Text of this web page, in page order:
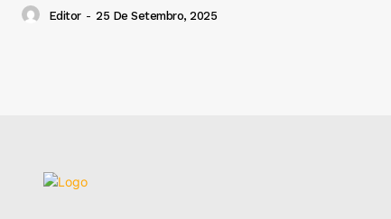
Editor - 25 De Setembro, 2025